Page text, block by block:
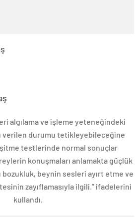
algılama ve işleme yeteneğindeki
verilen durumu tetikleyebileceğine
testlerinde normal sonuçlar
konuşmaları anlamakta güçlük
bozukluk, beynin sesleri ayırt etme ve
zayıflamasıyla ilgili.” ifadelerini
kullandı.